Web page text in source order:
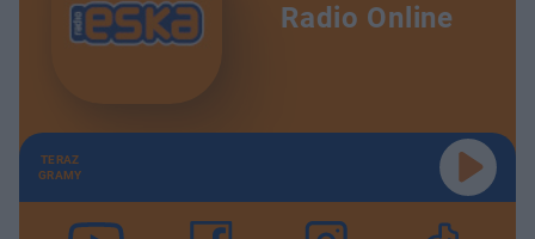
Radio Online
TERAZ
GRAMY